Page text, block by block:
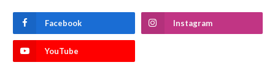
Facebook Instagram
YouTube